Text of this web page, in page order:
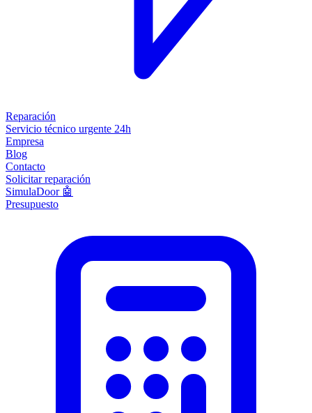
Reparación
Servicio técnico urgente 24h
Empresa
Blog
Contacto
Solicitar reparación
SimulaDoor 🤖
Presupuesto